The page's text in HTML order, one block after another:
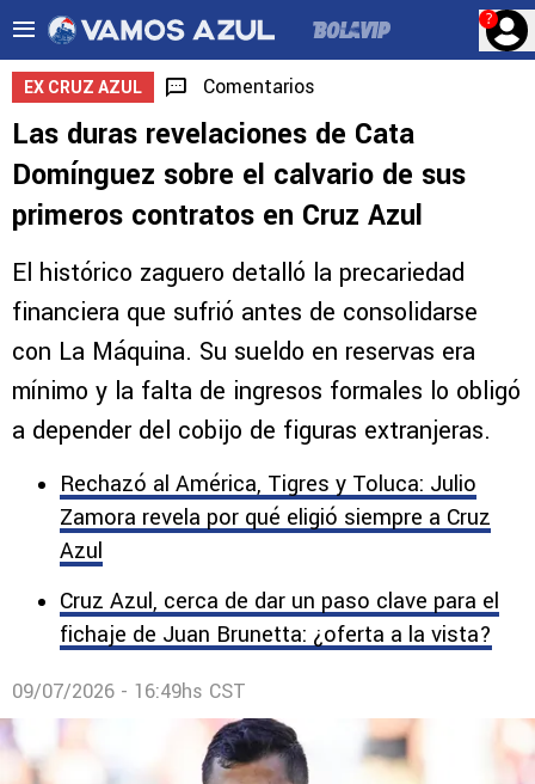
?
EX CRUZ AZUL Comentarios
Las duras revelaciones de Cata
Domínguez sobre el calvario de sus
primeros contratos en Cruz Azul
El histórico zaguero detalló la precariedad
financiera que sufrió antes de consolidarse
con La Máquina. Su sueldo en reservas era
mínimo y la falta de ingresos formales lo obligó
a depender del cobijo de figuras extranjeras.
Rechazó al América, Tigres y Toluca: Julio
Zamora revela por qué eligió siempre a Cruz
Azul
Cruz Azul, cerca de dar un paso clave para el
fichaje de Juan Brunetta: ¿oferta a la vista?
09/07/2026 - 16:49hs CST